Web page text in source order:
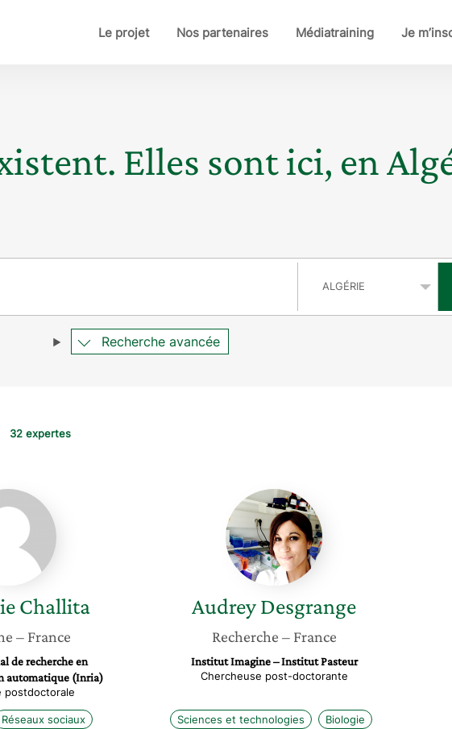
Le projet Nos partenaires Médiatraining Je
Elles sont ici, en
Recherche avancée
32 expertes
Stéphanie
Challita
Challita
– France
de recherche en
automatique (Inria)
postdoctorale
Réseaux sociaux
Audrey
Desgrange
AudreyDesgrange
Recherche – France
Institut Imagine – Institut Pasteur
Chercheuse post-doctorante
Sciences et technologies Biologie